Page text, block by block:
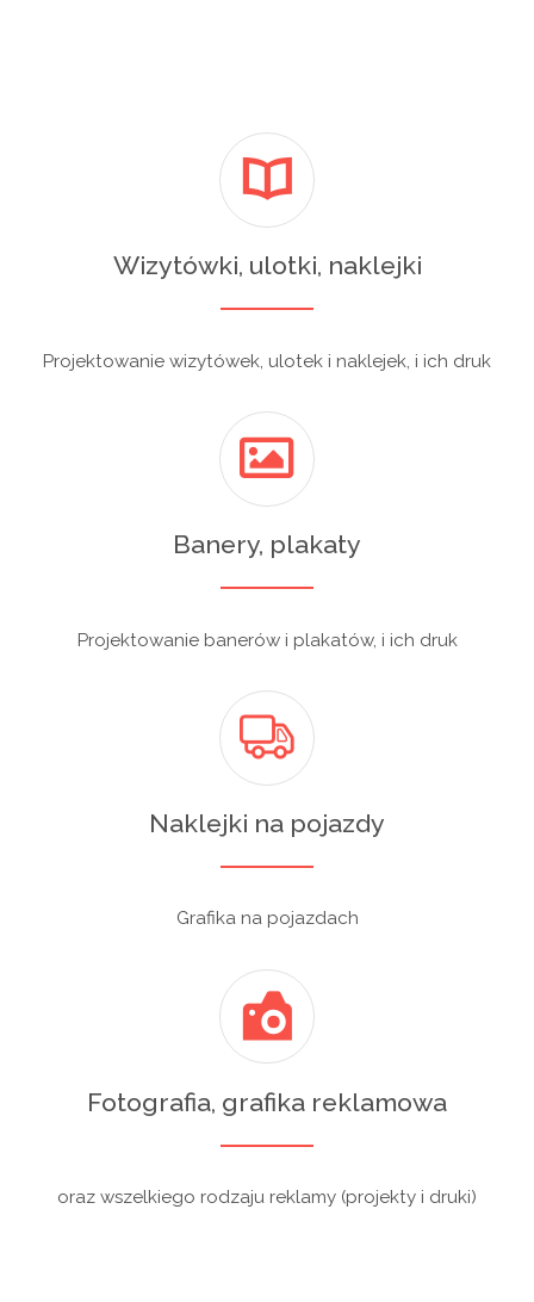
Wizytówki, ulotki, naklejki
Projektowanie wizytówek, ulotek i naklejek, i ich druk
Banery, plakaty
Projektowanie banerów i plakatów, i ich druk
Naklejki na pojazdy
Grafika na pojazdach
Fotografia, grafika reklamowa
oraz wszelkiego rodzaju reklamy (projekty i druki)